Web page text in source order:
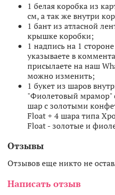
1 белая коробка из
см, а так же внутри
1 бант из атласной
крышке коробки;
1 надпись на 1
указываете в
присылаете на наш
можно изменить;
1 букет из шаров
"Фиолетовый мрамор"
шар с золотыми
Float + 4 шара типа
Float - золотые и
Отзывы
Отзывов еще никто не
Написать отзыв